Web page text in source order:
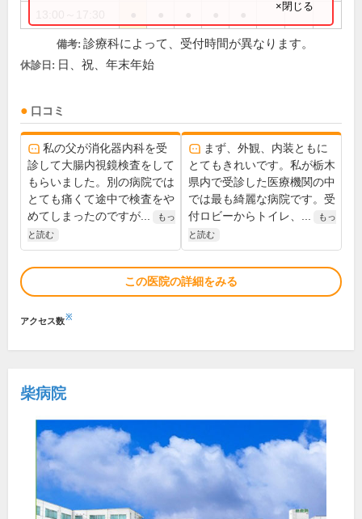
×閉じる
備考: 診療科によって、受付時間が異なります。
休診日: 日、祝、年末年始
口コミ
私の父が消化器内科を受
診して大腸内視鏡検査をして
もらいました。別の病院では
とても痛くて途中で検査をや
めてしまったのですが...
もっ
と読む
まず、外観、内装ともに
とてもきれいです。私が栃木
県内で受診した医療機関の中
では最も綺麗な病院です。受
付ロビーからトイレ、...
もっ
と読む
この医院の詳細をみる
アクセス数※
柴病院